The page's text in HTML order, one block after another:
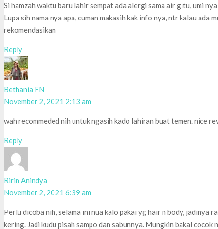
Si hamzah waktu baru lahir sempat ada alergi sama air gitu, umi
Lupa sih nama nya apa, cuman makasih kak info nya, ntr kalau ada
rekomendasikan
Reply
Bethania FN
November 2, 2021 2:13 am
wah recommeded nih untuk ngasih kado lahiran buat temen. nice
Reply
Ririn Anindya
November 2, 2021 6:39 am
Perlu dicoba nih, selama ini nua kalo pakai yg hair n body, jadinya
kering. Jadi kudu pisah sampo dan sabunnya. Mungkin bakal cocok